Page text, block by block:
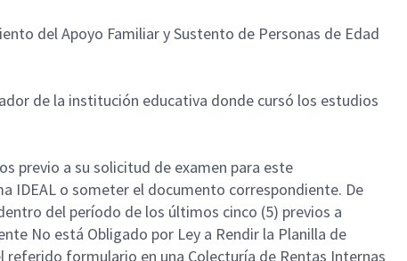
del Apoyo Familiar y Sustento de Personas de Edad
de la institución educativa donde cursó los estudios
previo a su solicitud de examen para este
IDEAL o someter el documento correspondiente. De
del período de los últimos cinco (5) previos a
No está Obligado por Ley a Rendir la Planilla de
referido formulario en una Colecturía de Rentas Internas